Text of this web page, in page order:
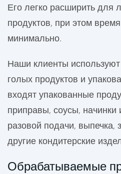
Его легко расширить для
продуктов, при этом
минимально.
Наши клиенты
голых продуктов и
входят упакованные
приправы, соусы, начинки
разовой подачи, выпечка,
другие кондитерские
Обрабатываемые